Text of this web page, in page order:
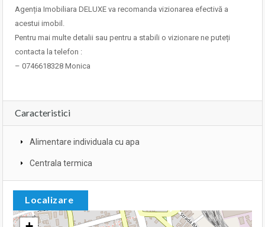
Agenția Imobiliara DELUXE va recomanda vizionarea efectivă a
acestui imobil.
Pentru mai multe detalii sau pentru a stabili o vizionare ne puteți
contacta la telefon :
– 0746618328 Monica
Caracteristici
Alimentare individuala cu apa
Centrala termica
Localizare